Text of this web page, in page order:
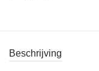
Beschrijving